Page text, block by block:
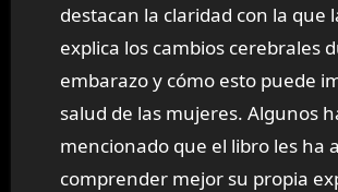
destacan la claridad con la que
explica los cambios cerebrales
embarazo y cómo esto puede
salud de las mujeres. Algunos
mencionado que el libro les ha
comprender mejor su propia